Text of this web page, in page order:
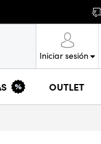
Iniciar sesión
OUTLET